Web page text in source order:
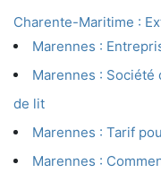
Charente-Maritime :
Marennes :
Marennes : Société
de lit
Marennes : Tarif
Marennes :